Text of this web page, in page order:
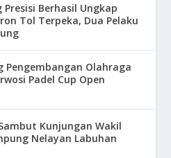
Berhasil Ungkap
Tol Terpeka, Dua Pelaku
Pengembangan Olahraga
Padel Cup Open
Kunjungan Wakil
Nelayan Labuhan